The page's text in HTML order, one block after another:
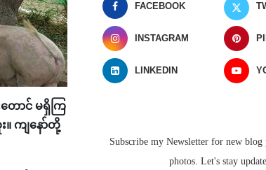
ောင် မရှိကြ
ကျနော်တို့
FACEBOOK
INSTAGRAM
LINKEDIN
Subscribe my Newsletter for new blog
photos. Let's stay